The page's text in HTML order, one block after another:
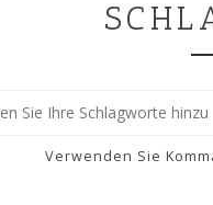
Verwenden Sie